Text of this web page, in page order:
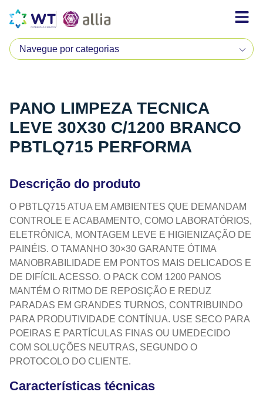
PANO LIMPEZA TECNICA
LEVE 30X30 C/1200 BRANCO
PBTLQ715 PERFORMA
Descrição do produto
O PBTLQ715 ATUA EM AMBIENTES QUE DEMANDAM
CONTROLE E ACABAMENTO, COMO LABORATÓRIOS,
ELETRÔNICA, MONTAGEM LEVE E HIGIENIZAÇÃO DE
PAINÉIS. O TAMANHO 30×30 GARANTE ÓTIMA
MANOBRABILIDADE EM PONTOS MAIS DELICADOS E
DE DIFÍCIL ACESSO. O PACK COM 1200 PANOS
MANTÉM O RITMO DE REPOSIÇÃO E REDUZ
PARADAS EM GRANDES TURNOS, CONTRIBUINDO
PARA PRODUTIVIDADE CONTÍNUA. USE SECO PARA
POEIRAS E PARTÍCULAS FINAS OU UMEDECIDO
COM SOLUÇÕES NEUTRAS, SEGUNDO O
PROTOCOLO DO CLIENTE.
Características técnicas